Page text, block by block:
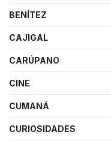
BENÍTEZ
CAJIGAL
CARÚPANO
CINE
CUMANÁ
CURIOSIDADES